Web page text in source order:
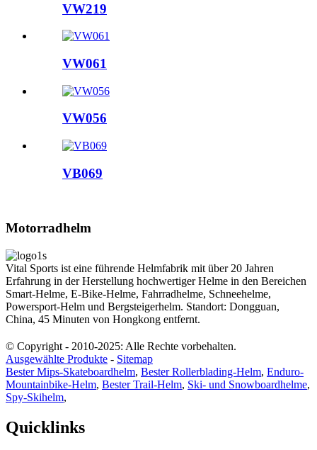
VW219
VW061
VW056
VB069
Motorradhelm
Vital Sports ist eine führende Helmfabrik mit über 20 Jahren
Erfahrung in der Herstellung hochwertiger Helme in den Bereichen
Smart-Helme, E-Bike-Helme, Fahrradhelme, Schneehelme,
Powersport-Helm und Bergsteigerhelm. Standort: Dongguan,
China, 45 Minuten von Hongkong entfernt.
© Copyright - 2010-2025: Alle Rechte vorbehalten.
Ausgewählte Produkte - Sitemap
Bester Mips-Skateboardhelm, Bester Rollerblading-Helm, Enduro-
Mountainbike-Helm, Bester Trail-Helm, Ski- und Snowboardhelme,
Spy-Skihelm,
Quicklinks